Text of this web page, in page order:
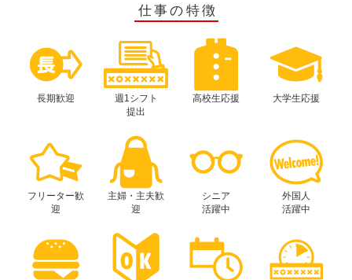
仕事の特徴
長期歓迎
週1シフト
提出
高校生応援 大学生応援
フリーター歓
迎
主婦・主夫歓
迎
シニア
活躍中
外国人
活躍中